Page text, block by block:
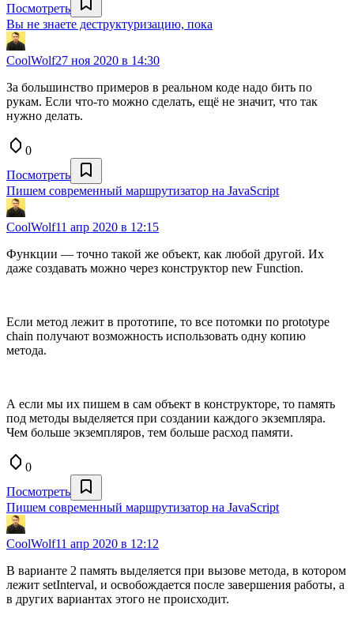
Посмотреть
Вы не знаете деструктуризацию, пока
CoolWolf27 ноя 2020 в 14:30
За большинство примеров в реальном коде надо бить по
рукам. Если что-то можно сделать, ещё не значит, что так
нужно делать.
0
Посмотреть
Пишем современный маршрутизатор на JavaScript
CoolWolf11 апр 2020 в 12:15
Функции — точно такой же объект, как любой другой. Их
даже создавать можно через конструктор new Function.
Если метод лежит в прототипе, то все потомки по prototype
chain получают возможность использовать одну копию
метода.
А если мы их пишем в сам объект в конструкторе, то память
под методы выделяется при создании каждого экземпляра.
Чем больше экземпляров, тем больше расход памяти.
0
Посмотреть
Пишем современный маршрутизатор на JavaScript
CoolWolf11 апр 2020 в 12:12
В варианте 2 память выделяется при вызове метода, в котором
лежит setInterval, и освобождается после завершения работы, а
в других вариантах этого не происходит.